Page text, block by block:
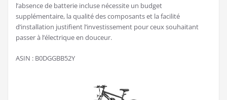
l’absence de batterie incluse nécessite un budget
supplémentaire, la qualité des composants et la facilité
d’installation justifient l’investissement pour ceux souhaitant
passer à l’électrique en douceur.
ASIN : B0DGGBB52Y